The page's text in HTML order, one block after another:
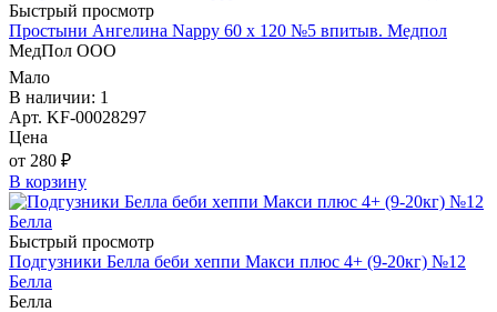
Быстрый просмотр
Простыни Ангелина Nappy 60 х 120 №5 впитыв. Медпол
МедПол ООО
Мало
В наличии: 1
Арт. KF-00028297
Цена
от 280 ₽
В корзину
Быстрый просмотр
Подгузники Белла беби хеппи Макси плюс 4+ (9-20кг) №12
Белла
Белла